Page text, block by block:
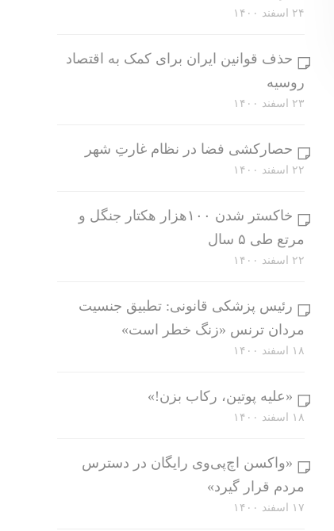
۲۴ اسفند ۱۴۰۰
حذف قوانین ایران برای کمک به اقتصاد
روسیه
۲۳ اسفند ۱۴۰۰
حصارکشی فضا در نظام غارتِ شهر
۲۲ اسفند ۱۴۰۰
خاکستر شدن ۱۰۰هزار هکتار جنگل و
مرتع طی ۵ سال
۲۲ اسفند ۱۴۰۰
رئیس پزشکی قانونی: تطبیق جنسیت
مردان ترنس «زنگ خطر است»
۱۸ اسفند ۱۴۰۰
«علیه پوتین، رکاب بزن!»
۱۸ اسفند ۱۴۰۰
«واکسن اچ‌پی‌وی رایگان در دسترس
مردم قرار گیرد»
۱۷ اسفند ۱۴۰۰